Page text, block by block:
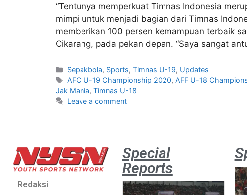
“Tentunya memperkuat Timnas Indonesia
mimpi untuk menjadi bagian dari Timnas
memberikan 100 persen kemampuan terbaik
Cikarang, pada pekan depan. “Saya sangat
Sepakbola, Sports,Timnas U-19, Updates
AFC U-19 Championship 2020, AFF U-18
Jak Mania, Timnas U-18
Leave a comment
Redaksi
Special
Reports